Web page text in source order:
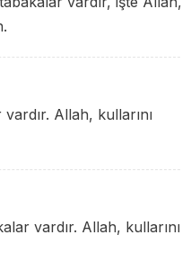
Allah, kullarını
vardır. Allah, kullarını